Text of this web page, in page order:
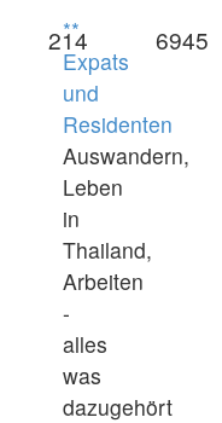
**
Expats
und
Residenten
Auswandern,
Leben
in
Thailand,
Arbeiten
-
alles
was
dazugehört
214 6945